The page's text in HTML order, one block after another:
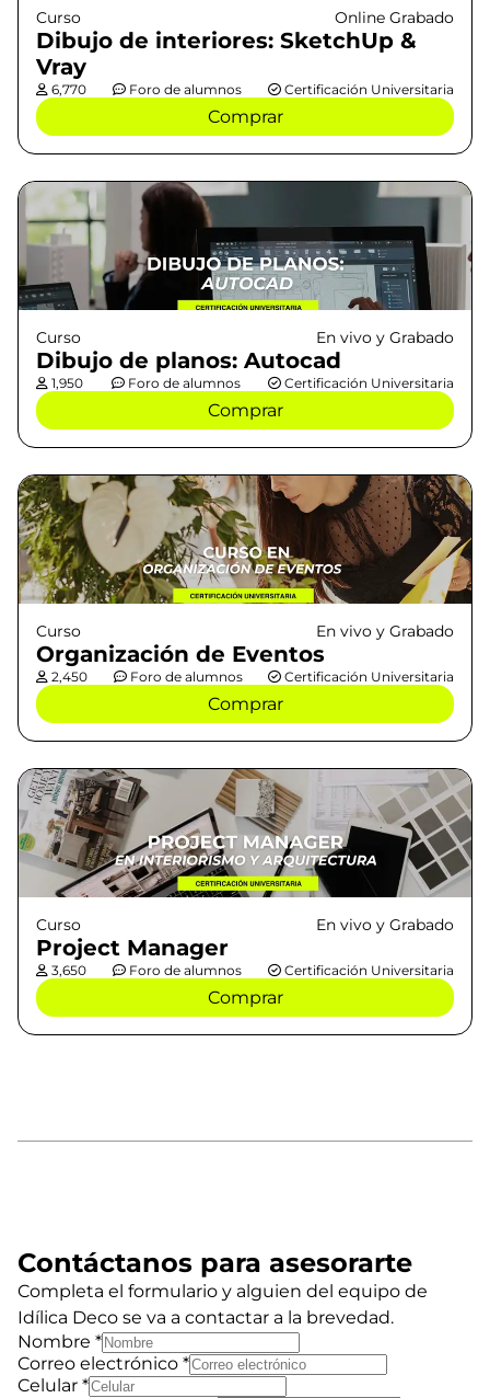
Curso Online Grabado
Dibujo de interiores: SketchUp &
Vray
6,770 Foro de alumnos Certificación Universitaria
Comprar
Curso En vivo y Grabado
Dibujo de planos: Autocad
1,950 Foro de alumnos Certificación Universitaria
Comprar
Curso En vivo y Grabado
Organización de Eventos
2,450 Foro de alumnos Certificación Universitaria
Comprar
Curso En vivo y Grabado
Project Manager
3,650 Foro de alumnos Certificación Universitaria
Comprar
Contáctanos para asesorarte
Completa el formulario y alguien del equipo de
Idílica Deco se va a contactar a la brevedad.
Nombre *
Correo electrónico *
Celular *